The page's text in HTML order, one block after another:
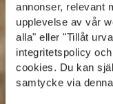
annonser, relevant
upplevelse av vår
alla" eller "Tillåt
integritetspolicy
cookies. Du kan
samtycke via